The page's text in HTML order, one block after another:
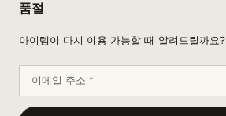
품절
아이템이 다시 이용 가능할 때 알려드릴까요?
이메일 주소 *